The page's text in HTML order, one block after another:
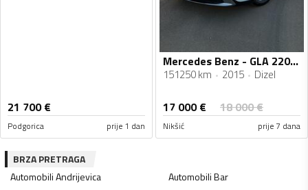
21 700€
Podgorica prije 1 dan
Mercedes Benz - GLA 220 - 2.2 CDI
151250 km 2015 Dizel
17 000€ 18 000€
Nikšić prije 7 dana
BRZA PRETRAGA
AutomobiliAndrijevica AutomobiliBar